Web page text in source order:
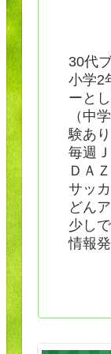
30代
小学2
ーと
（中
験あり
毎週
ＤＡ
サッ
どん
少し
情報